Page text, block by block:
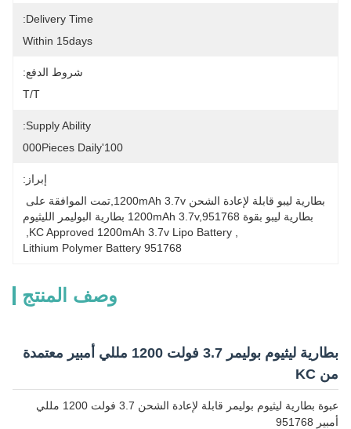
Delivery Time:
Within 15days
شروط الدفع:
T/T
Supply Ability:
100'000Pieces Daily
إبراز:
بطارية ليبو بقوة 1200mAh 3.7v,951768 بطارية البوليمر الليثيوم
KC Approved 1200mAh 3.7v Lipo Battery
951768 Lithium Polymer Battery
وصف المنتج
بطارية ليثيوم بوليمر 3.7 فولت 1200 مللي أمبير معتمدة
من KC
عبوة بطارية ليثيوم بوليمر قابلة لإعادة الشحن 3.7 فولت 1200 مللي
أمبير 951768